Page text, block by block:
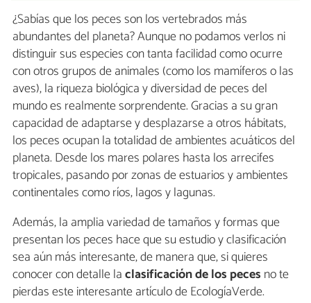
¿Sabías que los peces son los vertebrados más
abundantes del planeta? Aunque no podamos verlos ni
distinguir sus especies con tanta facilidad como ocurre
con otros grupos de animales (como los mamíferos o las
aves), la riqueza biológica y diversidad de peces del
mundo es realmente sorprendente. Gracias a su gran
capacidad de adaptarse y desplazarse a otros hábitats,
los peces ocupan la totalidad de ambientes acuáticos del
planeta. Desde los mares polares hasta los arrecifes
tropicales, pasando por zonas de estuarios y ambientes
continentales como ríos, lagos y lagunas.
Además, la amplia variedad de tamaños y formas que
presentan los peces hace que su estudio y clasificación
sea aún más interesante, de manera que, si quieres
conocer con detalle laclasificación de los peces no te
pierdas este interesante artículo de EcologíaVerde.